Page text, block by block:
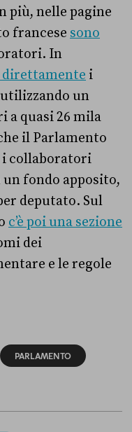
più, nelle pagine
francese sono
In
direttamente i
un
a quasi 26 mila
il Parlamento
i collaboratori
fondo apposito,
deputato. Sul
c’è poi una sezione
dei
e le regole
PARLAMENTO